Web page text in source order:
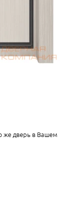
же дверь в Вашем